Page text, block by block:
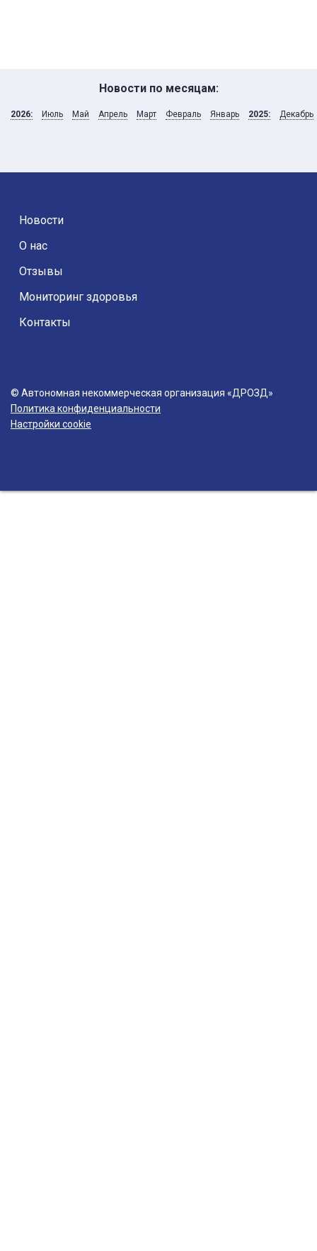
Новости по месяцам:
2026: Июль Май Апрель Март Февраль Январь 2025: Декабрь
Новости
О нас
Отзывы
Мониторинг здоровья
Контакты
© Автономная некоммерческая организация «ДРОЗД»
Политика конфиденциальности
Настройки cookie